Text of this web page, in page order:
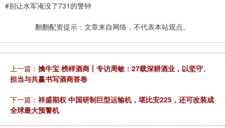
#别让水军淹没了731的警钟
翻翻配资提示：文章来自网络，不代表本站观点。
上一篇： 擒牛宝 榜样酒商丨专访周敏：27载深耕酒业，以坚守、
担当与共赢书写酒商答卷
下一篇： 祥盛期权 中国研制巨型运输机，堪比安225，还可改装成
全球最大预警机